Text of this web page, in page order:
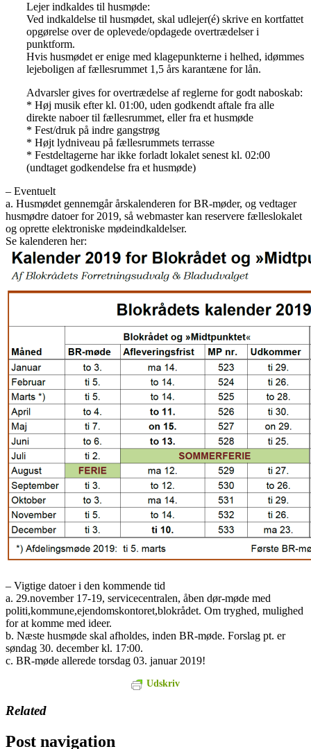
Lejer indkaldes til husmøde:
Ved indkaldelse til husmødet, skal udlejer(é) skrive en kortfattet
opgørelse over de oplevede/opdagede overtrædelser i
punktform.
Hvis husmødet er enige med klagepunkterne i helhed, idømmes
lejeboligen af fællesrummet 1,5 års karantæne for lån.
Advarsler gives for overtrædelse af reglerne for godt naboskab:
* Høj musik efter kl. 01:00, uden godkendt aftale fra alle
direkte naboer til fællesrummet, eller fra et husmøde
* Fest/druk på indre gangstrøg
* Højt lydniveau på fællesrummets terrasse
* Festdeltagerne har ikke forladt lokalet senest kl. 02:00
(undtaget godkendelse fra et husmøde)
– Eventuelt
a. Husmødet gennemgår årskalenderen for BR-møder, og vedtager
husmødre datoer for 2019, så webmaster kan reservere fælleslokalet
og oprette elektroniske mødeindkaldelser.
Se kalenderen her:
– Vigtige datoer i den kommende tid
a. 29.november 17-19, servicecentralen, åben dør-møde med
politi,kommune,ejendomskontoret,blokrådet. Om tryghed, mulighed
for at komme med ideer.
b. Næste husmøde skal afholdes, inden BR-møde. Forslag pt. er
søndag 30. december kl. 17:00.
c. BR-møde allerede torsdag 03. januar 2019!
Udskriv
Related
Post navigation